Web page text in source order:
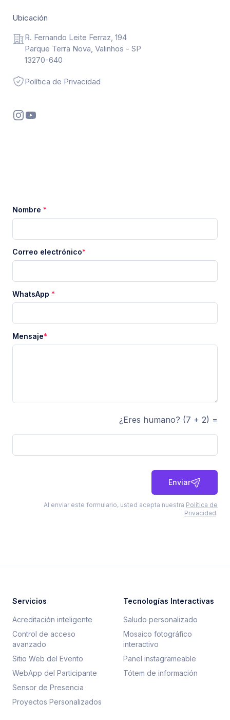
Ubicación
R. Fernando Leite Ferraz, 194
Parque Terra Nova, Valinhos - SP
13270-640
Política de Privacidad
Nombre *
Correo electrónico*
WhatsApp *
Mensaje*
¿Eres humano? (7 + 2) =
Enviar
Al enviar este formulario, usted acepta nuestra Política de
Privacidad.
Servicios
Acreditación inteligente
Control de acceso
avanzado
Sitio Web del Evento
WebApp del Participante
Sensor de Presencia
Proyectos Personalizados
Tecnologías Interactivas
Saludo personalizado
Mosaico fotográfico
interactivo
Panel instagrameable
Tótem de información